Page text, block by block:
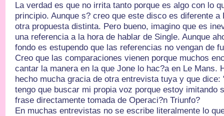
La verdad es que no irrita tanto porque es algo con lo
principio. Aunque s? creo que este disco es diferente
otra propuesta distinta. Pero bueno, imagino que es
una referencia a la hora de hablar de Single. Aunque
fondo es estupendo que las referencias no vengan de
Creo que las comparaciones vienen porque muchos
cantar la manera en la que Jone lo hac?a en Le Mans.
hecho mucha gracia de otra entrevista tuya y que dice:
tengo que buscar mi propia voz porque estoy imitando
frase directamente tomada de Operaci?n Triunfo?
En muchas entrevistas no se escribe literalmente lo